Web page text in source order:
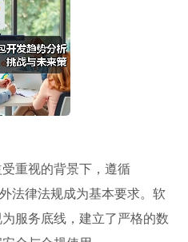
重视的背景下，遵循
法律法规成为基本要求。软
服务底线，建立了严格的数